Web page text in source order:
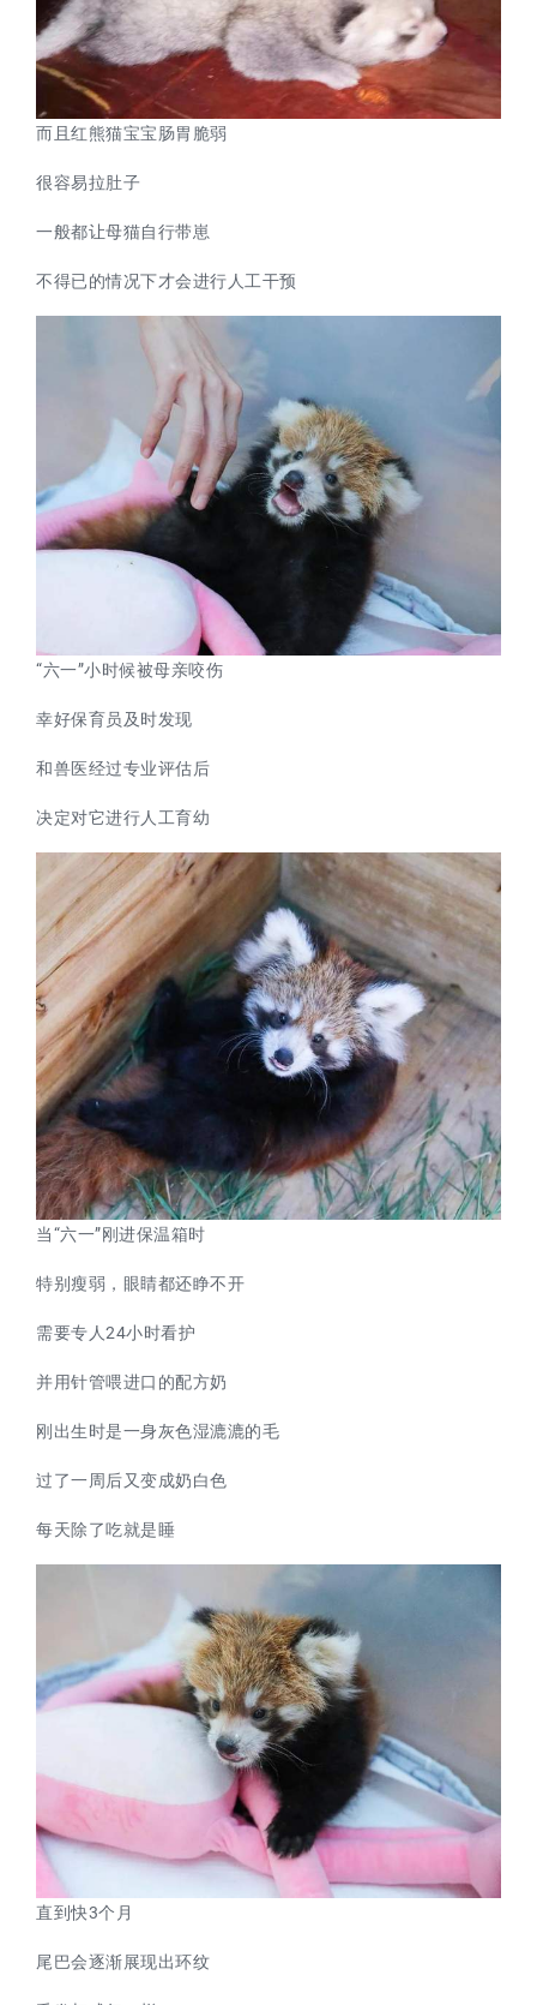
而且红熊猫宝宝肠胃脆弱
很容易拉肚子
一般都让母猫自行带崽
不得已的情况下才会进行人工干预
“六一”小时候被母亲咬伤
幸好保育员及时发现
和兽医经过专业评估后
决定对它进行人工育幼
当“六一”刚进保温箱时
特别瘦弱，眼睛都还睁不开
需要专人24小时看护
并用针管喂进口的配方奶
刚出生时是一身灰色湿漉漉的毛
过了一周后又变成奶白色
每天除了吃就是睡
直到快3个月
尾巴会逐渐展现出环纹